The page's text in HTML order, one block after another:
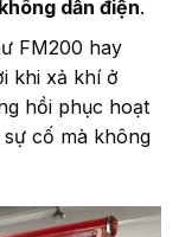
không dẫn điện.
FM200 hay
khi xả khí ở
hồi phục hoạt
cố mà không